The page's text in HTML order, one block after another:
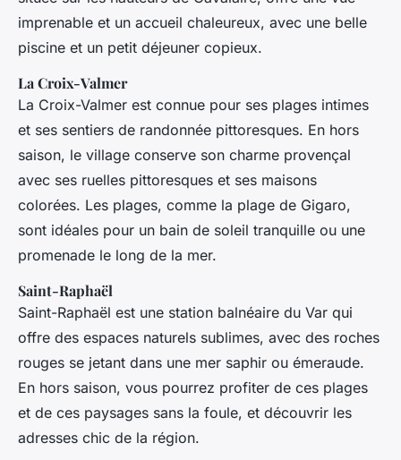
imprenable et un accueil chaleureux, avec une belle
piscine et un petit déjeuner copieux.
La Croix-Valmer
La Croix-Valmer est connue pour ses plages intimes
et ses sentiers de randonnée pittoresques. En hors
saison, le village conserve son charme provençal
avec ses ruelles pittoresques et ses maisons
colorées. Les plages, comme la plage de Gigaro,
sont idéales pour un bain de soleil tranquille ou une
promenade le long de la mer.
Saint-Raphaël
Saint-Raphaël est une station balnéaire du Var qui
offre des espaces naturels sublimes, avec des roches
rouges se jetant dans une mer saphir ou émeraude.
En hors saison, vous pourrez profiter de ces plages
et de ces paysages sans la foule, et découvrir les
adresses chic de la région.